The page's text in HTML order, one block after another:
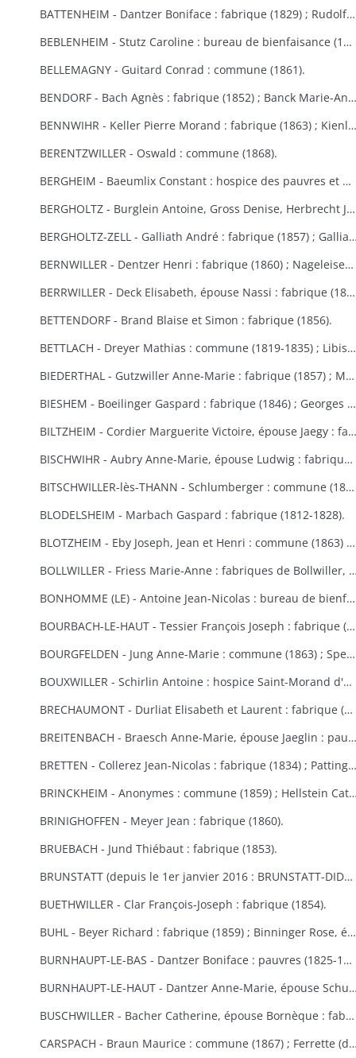
BATTENHEIM - Dantzer Boniface : fabrique (1829) ; Rudolf : commune (1845).
BEBLENHEIM - Stutz Caroline : bureau de bienfaisance (1865-1866).
BELLEMAGNY - Guitard Conrad : commune (1861).
BENDORF - Bach Agnès : fabrique (1852) ; Banck Marie-Anne : commune (1860).
BENNWIHR - Keller Pierre Morand : fabrique (1863) ; Kienlen François Joseph : fabrique (1864) ; Simon Jean André : fabrique (1864).
BERENTZWILLER - Oswald : commune (1868).
BERGHEIM - Baeumlix Constant : hospice des pauvres et bureau de bienfaisance (1868) ; Blumberger Catherine, épouse Spiehlmann : hospice (1854) ; Bisch Catherine, Burruth Ursule : fabrique (1826) ; Dreyfus Salomon : pauvres israélites (1867) ; Einholtz Clément et Antoine : hospice (1833) ; Fleury Marie-Anne, épouse Schmitt : fabrique (1847) ; Frantz Louis : fabrique (1830) ; Fuchs Marie-Louise : fabrique (1809-1813) ; Gerber Georges : bureau de bienfaisance et fabrique (1869-1870) ; Graber Hélène : fabrique et bureau de bienfaisance (1831) ; Graber Jacobé, épouse Maderer : fabrique (1830) ; Herb Joseph : fabrique et hospice (1813-1826) ; Kauffeisen : pauvres (1828) ; Leiehel Martin : bureau de bienfaisance (1869) ; Rumpler Clément : hospice (1841) ; Schmitt Joseph : hospice (1852) ; Schuler Catherine : fabrique (1868) ; Spihlmann Barbe : fabrique (1859) ; Thomas Madeleine : fabrique et pauvres (1841) ; Troestler Joseph : fabrique (1865) ; Umbdenstock Maximin : fabrique (1850) ; Untz Madeleine : fabrique (1869) ; Windoltz Thérèse : fabrique (1847) : Zimmermann Anne-Marie : hospice (1833).
BERGHOLTZ - Burglein Antoine, Gross Denise, Herbrecht Joseph, Peter Joseph, Tresch Maurice, Zissler Xavier : commune (1844) ; Kuntz Charles : fabrique (1867) ; Ruck Michel, Schill Marie-Anne : fabrique (1866).
BERGHOLTZ-ZELL - Galliath André : fabrique (1857) ; Galliath Joseph : fabrique (1830) ; Koch Joseph : fabrique (1832) ; Meyer Madeleine : fabrique (1868) ; Reck Nicolas : commune (1861) ; Riegert Françoise, épouse Striess : fabrique (1856) ; Steyer Joseph : fabrique (1859) ; Strich Sébastien : fabrique (1839).
BERNWILLER - Dentzer Henri : fabrique (1860) ; Nageleisen Michel : fabrique (1857).
BERRWILLER - Deck Elisabeth, épouse Nassi : fabrique (1838) ; Freyburger Brigitte, épouse Neff : fabrique (1836) ; Koehl Brigitte, épouse Wintenberger : fabrique (1841) ; Nass Marie-Anne, épouse Muller : fabrique (1825) ; Schmitt Jean : fabrique (1838) ; Stocker Thibaud : fabrique (1855) ; Weinmann Thiébaut : fabriques de Berrwiller et Riedisheim (1850) ; Woehl Blaise : fabrique (1825) ; Wolffelsberger Anne-Marie et Anastase : fabrique (1840-1842) .
BETTENDORF - Brand Blaise et Simon : fabrique (1856).
BETTLACH - Dreyer Mathias : commune (1819-1835) ; Libis Anne-Marie : fabrique (1854) ; Springenfeld Jacques : commune (1819).
BIEDERTHAL - Gutzwiller Anne-Marie : fabrique (1857) ; Martin Jacques : fabrique et école (1848).
BIESHEM - Boeilinger Gaspard : fabrique (1846) ; Georges Agathe : fabrique (1852) ; Kuettler Marie-Anne, épouse Studer : fabrique (1828) ; Meglin Isidore : fabrique (1847) ; Schmitt Marie-Anne, épouse Gamp : fabrique (1841).
BILTZHEIM - Cordier Marguerite Victoire, épouse Jaegy : fabrique (1851).
BISCHWIHR - Aubry Anne-Marie, épouse Ludwig : fabrique (1854-1858) ; Broly Joseph : fabrique (1848) ; Frich Marie-Madeleine : fabrique (1852) ; Jourdain Marie-Claire, épouse Helmlinger : fabrique (1857-1860) ; Steib Mathias : commune (1852).
BITSCHWILLER-lès-THANN - Schlumberger : commune (1867).
BLODELSHEIM - Marbach Gaspard : fabrique (1812-1828).
BLOTZHEIM - Eby Joseph, Jean et Henri : commune (1863) ; Hertzog Jean Antoine : bureau de bienfaisance (1851) ; Moser Ursule : fabrique (1851) ; Rein Madeleine et Rein ?, épouse Berra : bureau de bienfaisance (1862-1867) ; Schermesser Guillaume : pauvres (1853) ; Thannberger Jean : commune (1861) ; Verger (de) Jean-Baptiste et de Noël Annette, épouse de Verger : pauvres (1853).
BOLLWILLER - Friess Marie-Anne : fabriques de Bollwiller, de Feldkirch et de Soultzmatt (1864).
BONHOMME (LE) - Antoine Jean-Nicolas : bureau de bienfaisance (1862-1865) ; Cowreau Jean-Baptiste : fabrique (1846-1857) ; Herque Marie, épouse Jeanclaude : commune (1855) ; Humbert Jean-Baptiste : fabrique (1859) ; Simon Jean-Baptiste (1846) ; Vautrinot Marie-Marguerite, épouse Sitte : pauvres (1853).
BOURBACH-LE-HAUT - Tessier François Joseph : fabrique (1853).
BOURGFELDEN - Jung Anne-Marie : commune (1863) ; Spenlihauer Christophe : commune (1869).
BOUXWILLER - Schirlin Antoine : hospice Saint-Morand d'Altkirch (1867) ; Stehlin François Joseph : fabriques de Bouxwiller et de Raedersdorf (1854).
BRECHAUMONT - Durliat Elisabeth et Laurent : fabrique (1851-1856) ; Gerber Catherine : fabrique (1860).
BREITENBACH - Braesch Anne-Marie, épouse Jaeglin : pauvres (1856) ; Wodey Martin : commune (1869).
BRETTEN - Collerez Jean-Nicolas : fabrique (1834) ; Pattingre : fabrique et pauvres (1828) ; Suisse Rémy : fabrique (1848).
BRINCKHEIM - Anonymes : commune (1859) ; Hellstein Catherine, épouse Spery, Spery Joseph : fabrique (1823) ; Stoecklin Joseph : fabrique (1828) ; Wespisser Bernard, Baumann Marie-Anne : fabrique (1820-1847).
BRINIGHOFFEN - Meyer Jean : fabrique (1860).
BRUEBACH - Jund Thiébaut : fabrique (1853).
BRUNSTATT (depuis le 1er janvier 2016 : BRUNSTATT-DIDENHEIM) - Moesch François Antoine : fabrique (1818) ; Schultz Antoine : fabrique (1856) ; Voegtlin Georges : fabrique (1862).
BUETHWILLER - Clar François-Joseph : fabrique (1854).
BUHL - Beyer Richard : fabrique (1859) ; Binninger Rose, épouse Jenny : fabrique (1823) ; Cladell Reine, Hoeblen Catherine, Keck Bernard, Marbach Joseph : fabrique (1850) ; Gilg Madeleine, épouse Beck : fabrique (1829) ; Gutschenreiter Dominique : fabrique (1853) ; Hiltenbrand Dominique : fabrique (1852) ; Kungler Dominique : fabrique (1851) ; Macbacher Joseph, Neyer Dominique, Niess Jean, Tenzinger Madeleine : fabrique (1850) ; Zeny Jean : fabrique (1848).
BURNHAUPT-LE-BAS - Dantzer Boniface : pauvres (1825-1830) ; Dantzer François Joseph : fabrique (1834).
BURNHAUPT-LE-HAUT - Dantzer Anne-Marie, épouse Schuler : fabrique (1825) ; Hirth Georges : fabrique (1853) ; Kroener Thiébaut, Schwebelin Elisabeth : fabrique (1841) ; Mackerer Louis : fabrique (1846) ; Schwebelen Catherine : pauvres (1870).
BUSCHWILLER - Bacher Catherine, épouse Bornèque : fabrique (1867-1869) ; Woog Nathan : communauté israélite (1869).
CARSPACH - Braun Maurice : commune (1867) ; Ferrette (de) Jean-Baptiste : pauvres (1832).